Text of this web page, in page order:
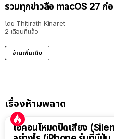
รวมทุกข่าวลือ macOS 27
โดย Thitirath Kinaret
2 เดือนที่แล้ว
อ่านเพิ่มเติม
เรื่องห้ามพลาด
ไอคอนโหมดปิดเสียง